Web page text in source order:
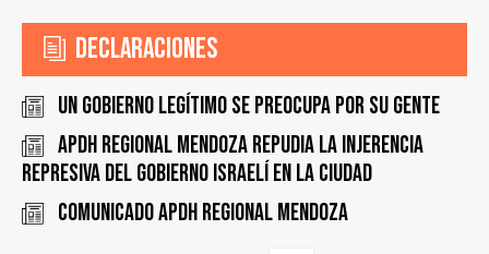
Declaraciones
Un gobierno legítimo se preocupa por su gente
APDH Regional Mendoza repudia la injerencia
represiva del gobierno israelí en la ciudad
Comunicado APDH Regional Mendoza